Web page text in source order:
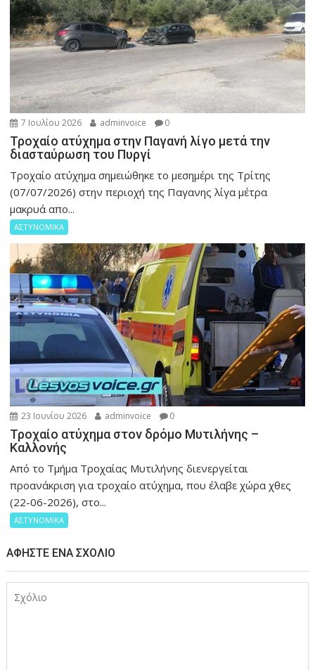
7 Ιουλίου 2026 adminvoice 0
Τροχαίο ατύχημα στην Παγανή λίγο μετά την
διασταύρωση του Πυργί
Τροχαίο ατύχημα σημειώθηκε το μεσημέρι της Τρίτης
(07/07/2026) στην περιοχή της Παγανης λίγα μέτρα
μακρυά απο...
ΑΣΤΥΝΟΜΙΚΑ
23 Ιουνίου 2026 adminvoice 0
Τροχαίο ατύχημα στον δρόμο Μυτιλήνης –
Καλλονής
Από το Τμήμα Τροχαίας Μυτιλήνης διενεργείται
προανάκριση για τροχαίο ατύχημα, που έλαβε χώρα χθες
(22-06-2026), στο...
ΑΣΤΥΝΟΜΙΚΑ
ΑΦΉΣΤΕ ΈΝΑ ΣΧΌΛΙΟ